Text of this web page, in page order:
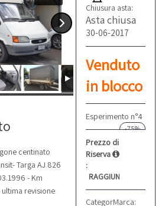
Chiusura asta:
Asta chiusa
30-06-2017
Venduto
in blocco
Esperimento n°4
-75%
Prezzo di
Riserva
:
RAGGIUNTO
Categoria: Furgoni
Marca:
centinato
Targa AJ 826
- Km
revisione